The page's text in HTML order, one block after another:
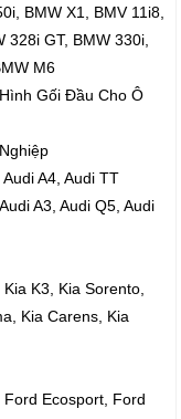
BMW X1, BMV 11i8,
328i GT, BMW 330i,
M6
Gối Đầu Cho Ô
A4, Audi TT
A3, Audi Q5, Audi
K3, Kia Sorento,
Kia Carens, Kia
Ecosport, Ford